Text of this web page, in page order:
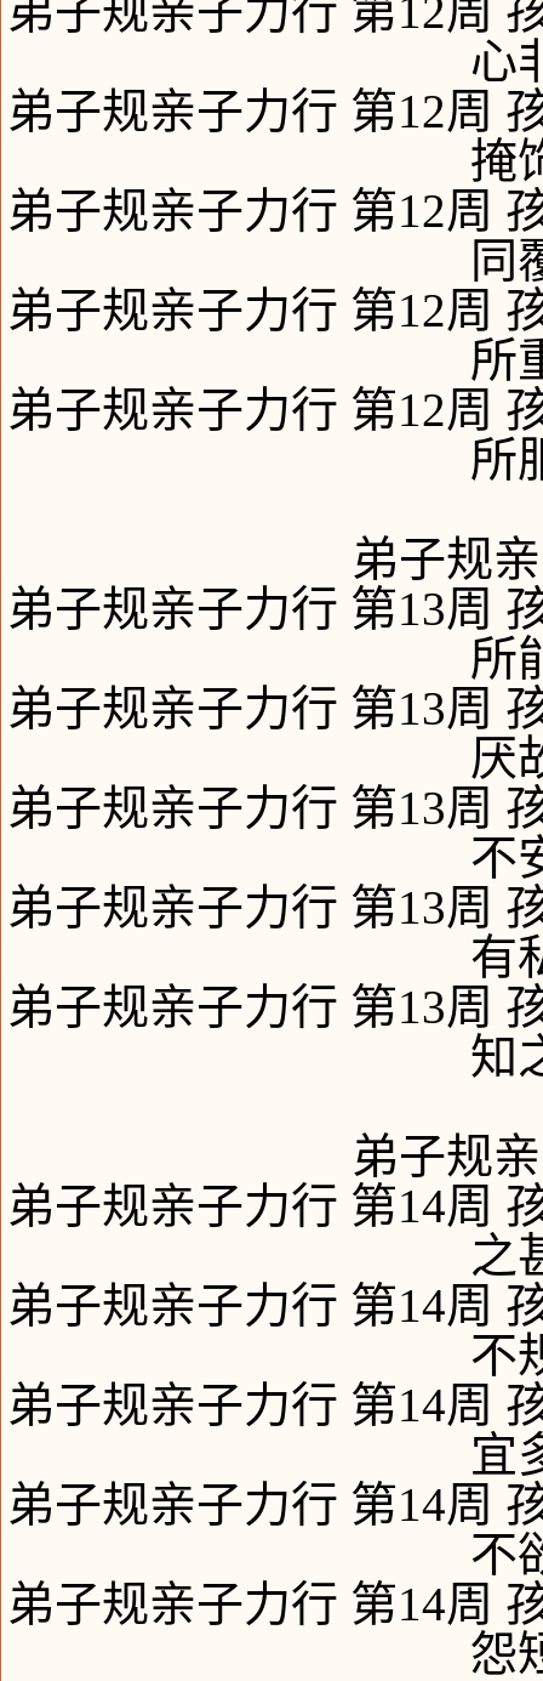
弟子规亲子力行 第12周
心
弟子规亲子力行 第12周
掩
弟子规亲子力行 第12周
同
弟子规亲子力行 第12周
所
弟子规亲子力行 第12周
所
弟子规
弟子规亲子力行 第13周
所
弟子规亲子力行 第13周
厌
弟子规亲子力行 第13周
不
弟子规亲子力行 第13周
有
弟子规亲子力行 第13周
知
弟子规
弟子规亲子力行 第14周
之
弟子规亲子力行 第14周
不
弟子规亲子力行 第14周
宜
弟子规亲子力行 第14周
不
弟子规亲子力行 第14周
怨